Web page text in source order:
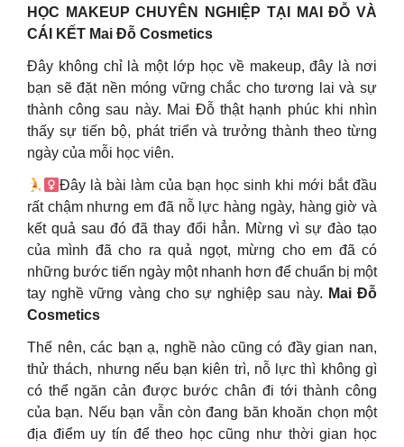
HỌC MAKEUP CHUYÊN NGHIỆP TẠI MAI ĐỖ VÀ
CÁI KẾT Mai Đỗ Cosmetics
Đây không chỉ là một lớp học về makeup, đây là nơi
bạn sẽ đặt nền móng vững chắc cho tương lai và sự
thành công sau này. Mai Đỗ thật hạnh phúc khi nhìn
thấy sự tiến bộ, phát triển và trưởng thành theo từng
ngày của mỗi học viên.
Đây là bài làm của bạn học sinh khi mới bắt đầu
rất chậm nhưng em đã nỗ lực hàng ngày, hàng giờ và
kết quả sau đó đã thay đổi hẳn. Mừng vì sự đào tạo
của mình đã cho ra quả ngọt, mừng cho em đã có
những bước tiến ngày một nhanh hơn để chuẩn bị một
tay nghề vững vàng cho sự nghiệp sau này. Mai Đỗ
Cosmetics
Thế nên, các bạn ạ, nghề nào cũng có đầy gian nan,
thử thách, nhưng nếu bạn kiên trì, nỗ lực thì không gì
có thể ngăn cản được bước chân đi tới thành công
của bạn. Nếu bạn vẫn còn đang băn khoăn chọn một
địa điểm uy tín để theo học cũng như thời gian học